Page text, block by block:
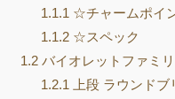
1.1.1 ☆チャームポイ
1.1.2☆スペック
1.2バイオレットファミ
1.2.1 上段 ラウンド